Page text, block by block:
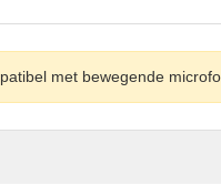
met bewegende